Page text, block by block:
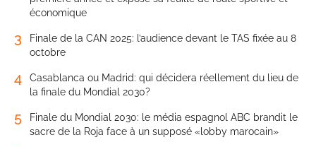
économique
3
Finale de la CAN 2025: l’audience devant le TAS fixée au 8
octobre
4
Casablanca ou Madrid: qui décidera réellement du lieu de
la finale du Mondial 2030?
5
Finale du Mondial 2030: le média espagnol ABC brandit le
sacre de la Roja face à un supposé «lobby marocain»